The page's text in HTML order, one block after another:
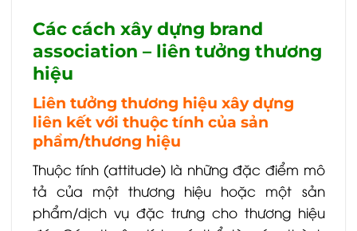
Các cách xây dựng brand
association – liên tưởng thương
hiệu
Liên tưởng thương hiệu xây dựng
liên kết với thuộc tính của sản
phẩm/thương hiệu
Thuộc tính (attitude) là những đặc điểm mô
tả của một thương hiệu hoặc một sản
phẩm/dịch vụ đặc trưng cho thương hiệu